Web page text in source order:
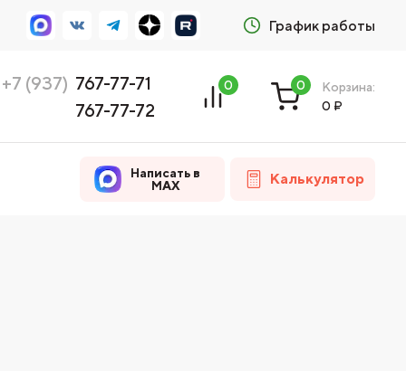
График работы
+7 (937) 767-77-71
767-77-72
0 0
Корзина:
0 ₽
Написать в
MAX
Калькулятор